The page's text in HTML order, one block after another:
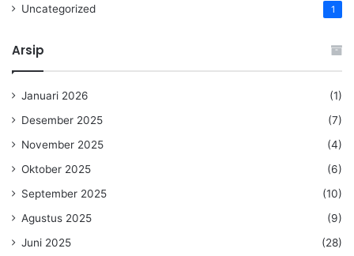
Uncategorized 1
Arsip
Januari 2026
(1)
Desember 2025
(7)
November 2025
(4)
Oktober 2025
(6)
September 2025
(10)
Agustus 2025
(9)
Juni 2025
(28)